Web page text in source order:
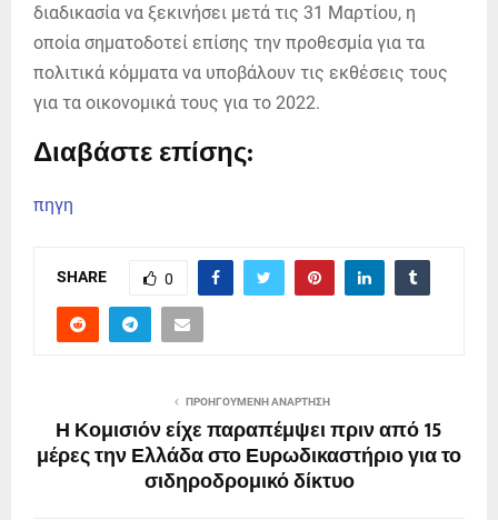
διαδικασία να ξεκινήσει μετά τις 31 Μαρτίου, η
οποία σηματοδοτεί επίσης την προθεσμία για τα
πολιτικά κόμματα να υποβάλουν τις εκθέσεις τους
για τα οικονομικά τους για το 2022.
Διαβάστε επίσης:
πηγη
SHARE 0
ΠΡΟΗΓΟΎΜΕΝΗ ΑΝΆΡΤΗΣΗ
Η Κομισιόν είχε παραπέμψει πριν από 15
μέρες την Ελλάδα στο Ευρωδικαστήριο για το
σιδηροδρομικό δίκτυο